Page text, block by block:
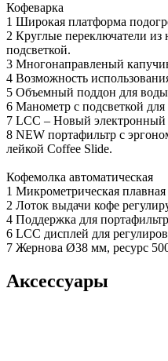
Кофеварка
1 Широкая платформа
2 Круглые переключатели
подсветкой.
3 Многонаправленый
4 Возможность
5 Объемный поддон для
6 Манометр с подсветкой для
7 LCC – Новый электронный
8 NEW портафильтр c
лейкой Coffee Slide.
Кофемолка автоматическая
1 Микрометрическая
2 Лоток выдачи кофе
4 Поддержка для
6 LCC дисплей для
7 Жернова Ø38 мм, ресурс
Аксессуары